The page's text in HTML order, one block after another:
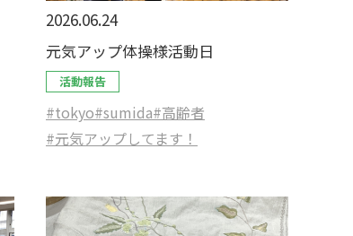
2026.06.24
元気アップ体操様活動日
活動報告
#tokyo#sumida#高齢者
#元気アップしてます！